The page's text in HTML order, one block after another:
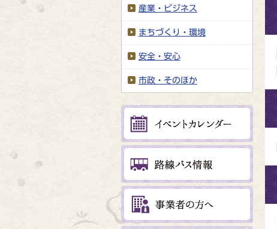
産業・ビジネス
まちづくり・環境
安全・安心
市政・そのほか